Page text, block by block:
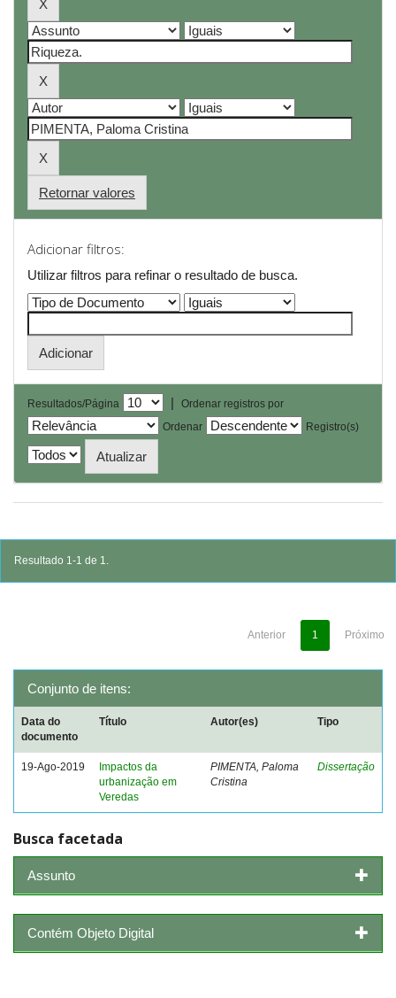
Retornar valores
Adicionar filtros:
Utilizar filtros para refinar o resultado de busca.
Resultados/Página |
Ordenar registros por
Ordenar
Registro(s)
Resultado 1-1 de 1.
Anterior 1 Próximo
Conjunto de itens:
Data do
documento
Título Autor(es) Tipo
19-Ago-2019
Impactos da
urbanização em
Veredas
PIMENTA, Paloma
Cristina
Dissertação
Busca facetada
Assunto
Contém Objeto Digital